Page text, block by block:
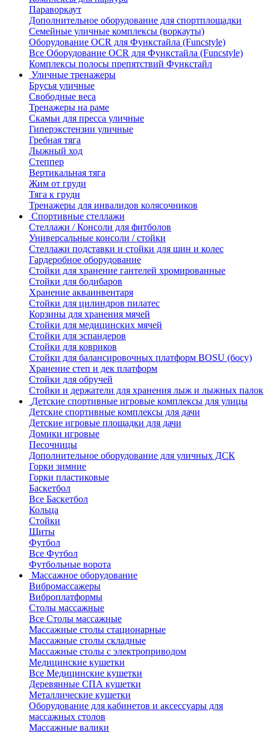
Параворкаут
Дополнительное оборудование для спортплощадки
Семейные уличные комплексы (воркауты)
Оборудование OCR для Функстайла (Funcstyle)
Все Оборудование OCR для Функстайла (Funcstyle)
Комплексы полосы препятствий Функстайл
Уличные тренажеры
Брусья уличные
Свободные веса
Тренажеры на раме
Скамьи для пресса уличные
Гиперэкстензии уличные
Гребная тяга
Лыжный ход
Степпер
Вертикальная тяга
Жим от груди
Тяга к груди
Тренажеры для инвалидов колясочников
Спортивные стеллажи
Стеллажи / Консоли для фитболов
Универсальные консоли / стойки
Стеллажи подставки и стойки для шин и колес
Гардеробное оборудование
Стойки для хранение гантелей хромированные
Стойки для бодибаров
Хранение акваинвентаря
Стойки для цилиндров пилатес
Корзины для хранения мячей
Стойки для медицинских мячей
Стойки для эспандеров
Стойки для ковриков
Стойки для балансировочных платформ BOSU (босу)
Хранение степ и дек платформ
Стойки для обручей
Стойки и держатели для хранения лыж и лыжных палок
Детские спортивные игровые комплексы для улицы
Детские спортивные комплексы для дачи
Детские игровые площадки для дачи
Домики игровые
Песочницы
Дополнительное оборудование для уличных ДСК
Горки зимние
Горки пластиковые
Баскетбол
Все Баскетбол
Кольца
Стойки
Щиты
Футбол
Все Футбол
Футбольные ворота
Массажное оборудование
Вибромассажеры
Виброплатформы
Столы массажные
Все Столы массажные
Массажные столы стационарные
Массажные столы складные
Массажные столы с электроприводом
Медицинские кушетки
Все Медицинские кушетки
Деревянные СПА кушетки
Металлические кушетки
Оборудование для кабинетов и аксессуары для
массажных столов
Массажные валики